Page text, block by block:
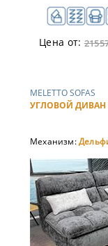
Цена от:
MELETTO SOFAS
УГЛОВОЙ ДИВАН
Механизм: